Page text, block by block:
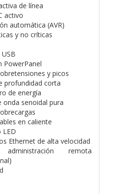
de línea
activo
automática (AVR)
y no críticas
PowerPanel
y picos
profundidad corta
de energía
onda senoidal pura
en caliente
LED
Ethernet de alta velocidad
remota